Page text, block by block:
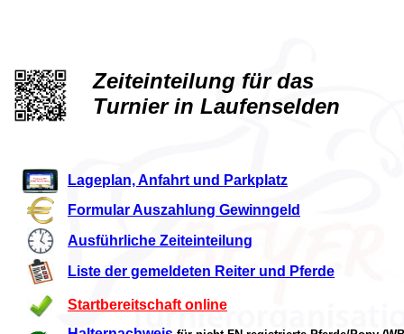
Zeiteinteilung für das
Turnier in Laufenselden
Lageplan, Anfahrt und Parkplatz
Formular Auszahlung Gewinngeld
Ausführliche Zeiteinteilung
Liste der gemeldeten Reiter und Pferde
Startbereitschaft online